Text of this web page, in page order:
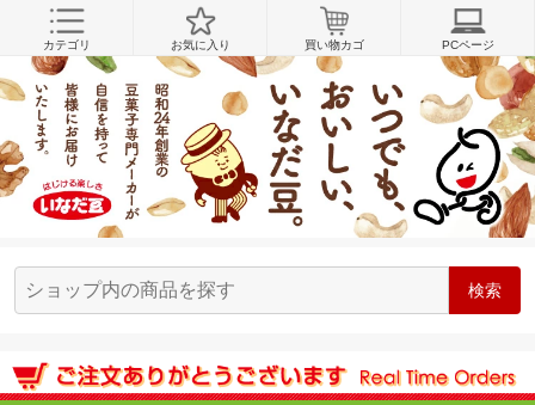
カテゴリ お気に入り 買い物カゴ PCページ